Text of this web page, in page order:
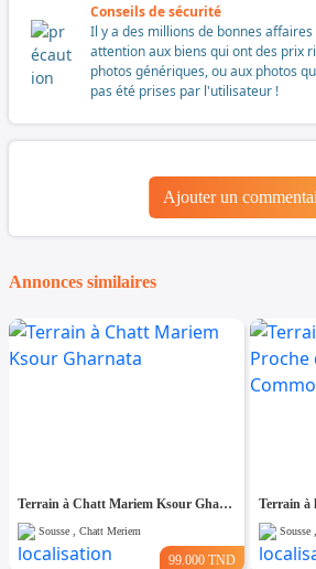
Conseils de sécurité
Il y a des millions de bonnes
attention aux biens qui ont des prix
photos génériques, ou aux photos
pas été prises par l'utilisateur !
Ajouter un
Annonces similaires
Terrain à Chatt Mariem Ksour Gharnata
Sousse , Chatt Meriem
99.000 TND
Sousse